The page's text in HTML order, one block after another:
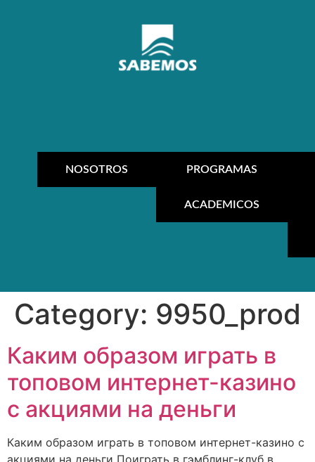
NOSOTROS PROGRAMAS
ACADEMICOS
Category: 9950_prod
Каким образом играть в
топовом интернет-казино
с акциями на деньги
Каким образом играть в топовом интернет-казино с
акциями на деньги Поиграть в гэмблинг-клуб в